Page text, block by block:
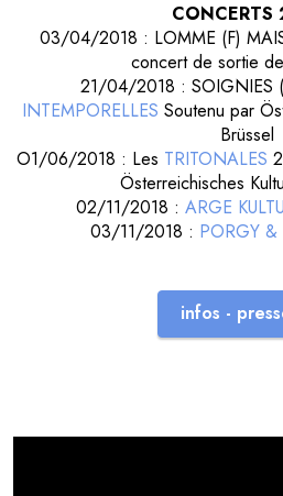
CONCERTS
03/04/2018 : LOMME (F)
concert de sortie
21/04/2018 : SOIGNIES
INTEMPORELLES Soutenu par
Brüssel
O1/06/2018 : Les TRITONALES
Österreichisches
02/11/2018 : ARGE
03/11/2018 : PORGY &
infos -